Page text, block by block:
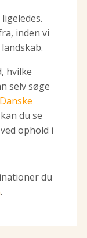
inden vi
hvilke
selv søge
Danske
du se
ophold i
du
.